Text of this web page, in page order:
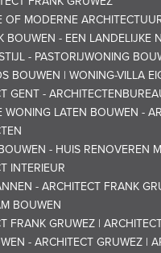
OF MODERNE
BOUWEN - EEN LANDELIJKE
- PASTORIJWONING
BOUWEN | WONING-VILLA
GENT -
WONING LATEN BOUWEN -
- HUIS RENOVEREN
INTERIEUR
- ARCHITECT FRANK
BOUWEN
FRANK GRUWEZ |
- ARCHITECT GRUWEZ |